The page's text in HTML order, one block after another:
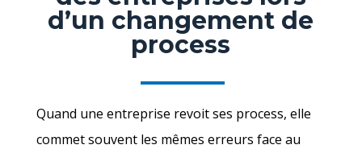
d’un changement de
process
Quand une entreprise revoit ses process, elle
commet souvent les mêmes erreurs face au